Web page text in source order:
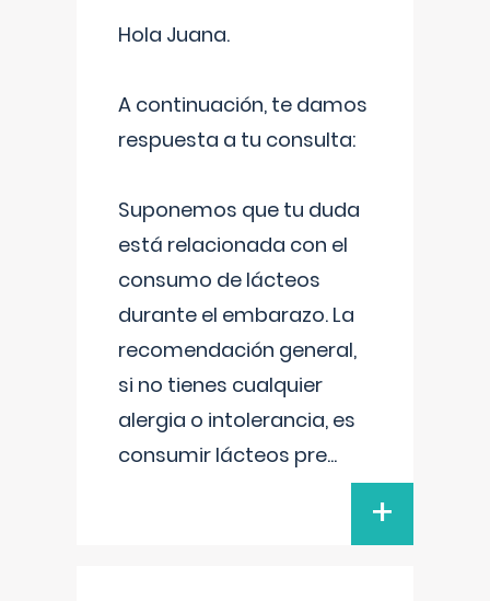
Hola Juana.
A continuación, te damos
respuesta a tu consulta:
Suponemos que tu duda
está relacionada con el
consumo de lácteos
durante el embarazo. La
recomendación general,
si no tienes cualquier
alergia o intolerancia, es
consumir lácteos pre...
+